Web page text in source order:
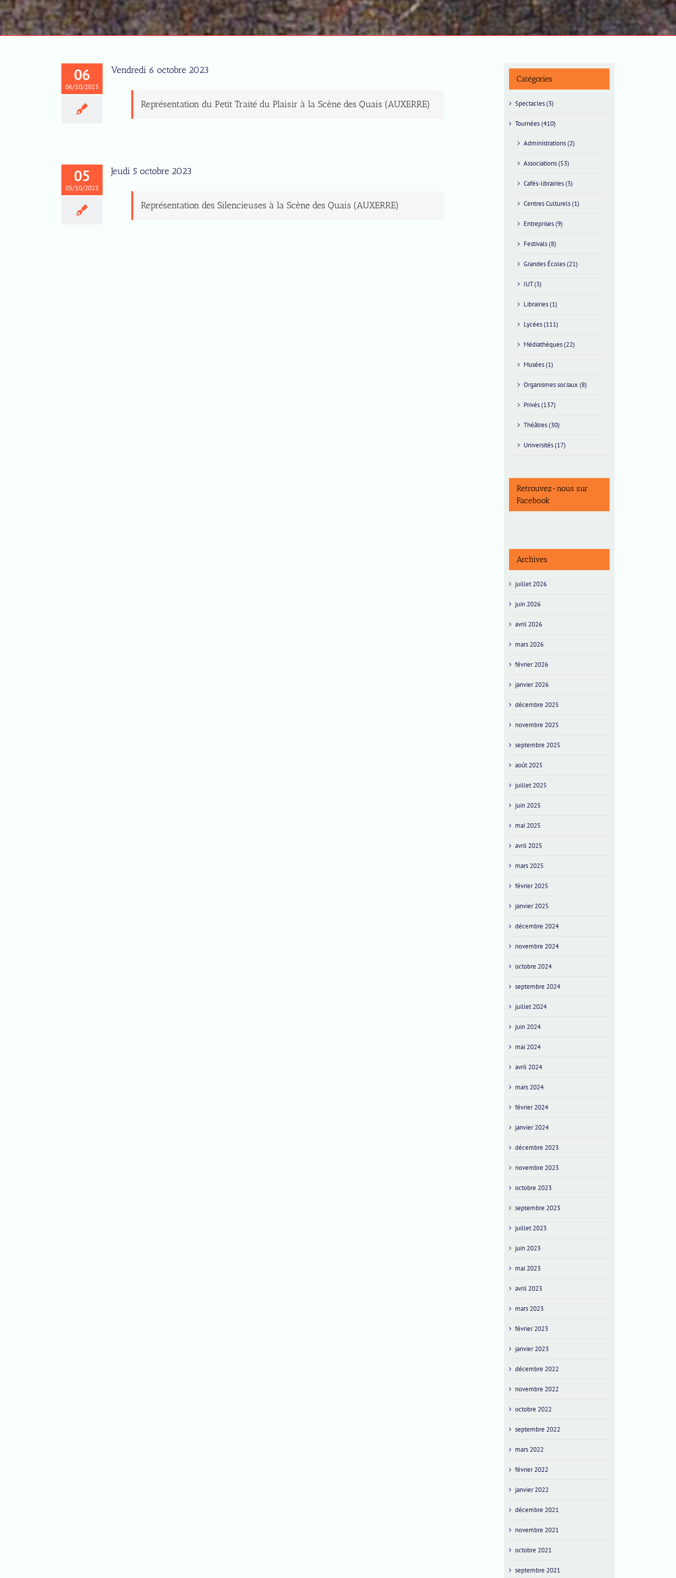
06
06/10/2023
Vendredi 6 octobre 2023
Représentation du Petit Traité du Plaisir à la Scène des Quais (AUXERRE)
05
05/10/2023
Jeudi 5 octobre 2023
Représentation des Silencieuses à la Scène des Quais (AUXERRE)
Catégories
Spectacles (3)
Tournées (410)
Administrations (2)
Associations (53)
Cafés-librairies (3)
Centres Culturels (1)
Entreprises (9)
Festivals (8)
Grandes Écoles (21)
IUT (3)
Librairies (1)
Lycées (111)
Médiathèques (22)
Musées (1)
Organismes sociaux (8)
Privés (137)
Théâtres (30)
Universités (17)
Retrouvez-nous sur
Facebook
Archives
juillet 2026
juin 2026
avril 2026
mars 2026
février 2026
janvier 2026
décembre 2025
novembre 2025
septembre 2025
août 2025
juillet 2025
juin 2025
mai 2025
avril 2025
mars 2025
février 2025
janvier 2025
décembre 2024
novembre 2024
octobre 2024
septembre 2024
juillet 2024
juin 2024
mai 2024
avril 2024
mars 2024
février 2024
janvier 2024
décembre 2023
novembre 2023
octobre 2023
septembre 2023
juillet 2023
juin 2023
mai 2023
avril 2023
mars 2023
février 2023
janvier 2023
décembre 2022
novembre 2022
octobre 2022
septembre 2022
mars 2022
février 2022
janvier 2022
décembre 2021
novembre 2021
octobre 2021
septembre 2021